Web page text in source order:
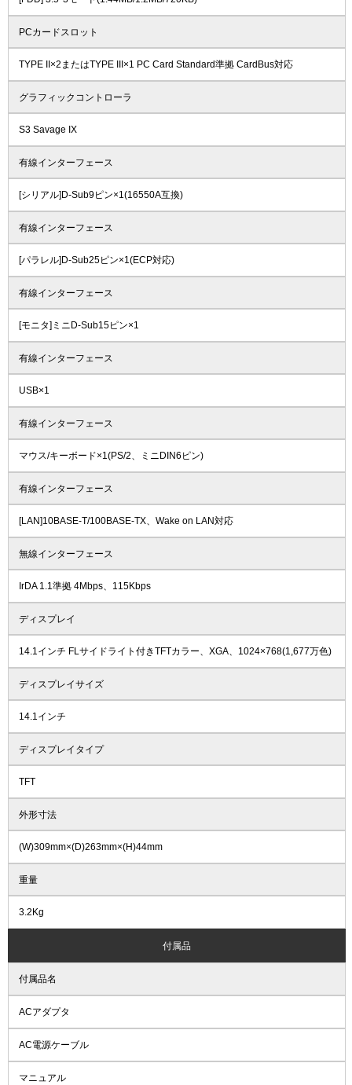
PCカードスロット
TYPE II×2またはTYPE III×1 PC Card Standard準拠 CardBus対応
グラフィックコントローラ
S3 Savage IX
有線インターフェース
[シリアル]D-Sub9ピン×1(16550A互換)
有線インターフェース
[パラレル]D-Sub25ピン×1(ECP対応)
有線インターフェース
[モニタ]ミニD-Sub15ピン×1
有線インターフェース
USB×1
有線インターフェース
マウス/キーボード×1(PS/2、ミニDIN6ピン)
有線インターフェース
[LAN]10BASE-T/100BASE-TX、Wake on LAN対応
無線インターフェース
IrDA 1.1準拠 4Mbps、115Kbps
ディスプレイ
14.1インチ FLサイドライト付きTFTカラー、XGA、1024×768(1,677万色)
ディスプレイサイズ
14.1インチ
ディスプレイタイプ
TFT
外形寸法
(W)309mm×(D)263mm×(H)44mm
重量
3.2Kg
付属品
付属品名
ACアダプタ
AC電源ケーブル
マニュアル